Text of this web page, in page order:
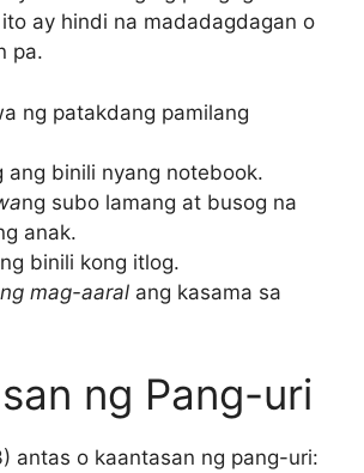
ay hindi na madadagdagan o
pa.
ng patakdang pamilang
ang binili nyang notebook.
ng subo lamang at busog na
anak.
binili kong itlog.
mag-aaral ang kasama sa
ng Pang-uri
antas o kaantasan ng pang-uri: